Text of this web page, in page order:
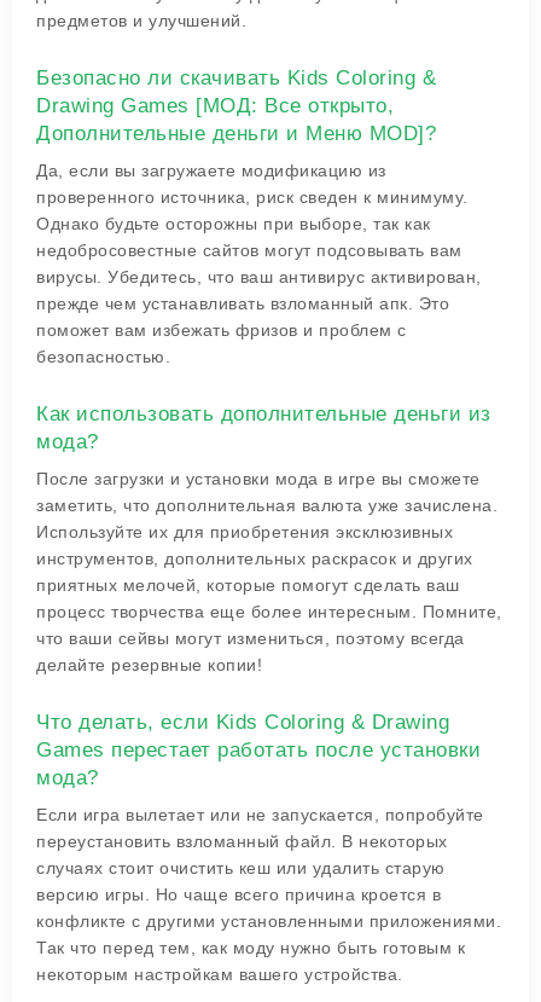
предметов и улучшений.
Безопасно ли скачивать Kids Coloring &
Drawing Games [МОД: Все открыто,
Дополнительные деньги и Меню MOD]?
Да, если вы загружаете модификацию из
проверенного источника, риск сведен к минимуму.
Однако будьте осторожны при выборе, так как
недобросовестные сайтов могут подсовывать вам
вирусы. Убедитесь, что ваш антивирус активирован,
прежде чем устанавливать взломанный апк. Это
поможет вам избежать фризов и проблем с
безопасностью.
Как использовать дополнительные деньги из
мода?
После загрузки и установки мода в игре вы сможете
заметить, что дополнительная валюта уже зачислена.
Используйте их для приобретения эксклюзивных
инструментов, дополнительных раскрасок и других
приятных мелочей, которые помогут сделать ваш
процесс творчества еще более интересным. Помните,
что ваши сейвы могут измениться, поэтому всегда
делайте резервные копии!
Что делать, если Kids Coloring & Drawing
Games перестает работать после установки
мода?
Если игра вылетает или не запускается, попробуйте
переустановить взломанный файл. В некоторых
случаях стоит очистить кеш или удалить старую
версию игры. Но чаще всего причина кроется в
конфликте с другими установленными приложениями.
Так что перед тем, как моду нужно быть готовым к
некоторым настройкам вашего устройства.